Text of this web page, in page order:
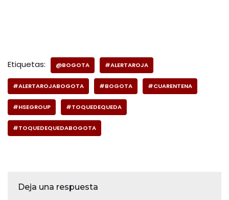
Etiquetas: @BOGOTA #ALERTAROJA
#ALERTAROJABOGOTA #BOGOTA #CUARENTENA
#HSEGROUP #TOQUEDEQUEDA
#TOQUEDEQUEDABOGOTA
Deja una respuesta